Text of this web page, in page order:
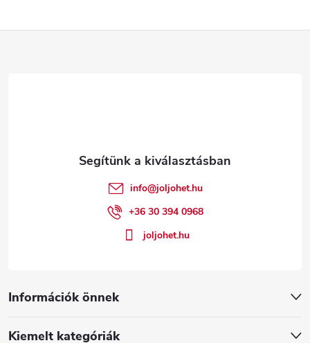
Információk önnek
Kiemelt kategóriák
info@joljohet.hu
+36 30 394 0968
joljohet.hu